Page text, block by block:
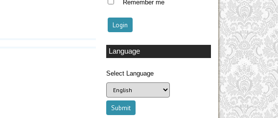
Remember me
Language
Select Language